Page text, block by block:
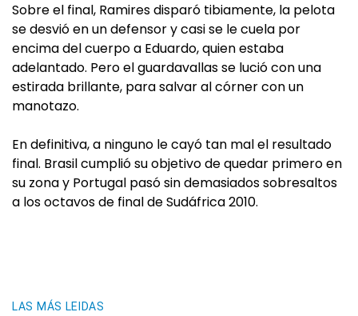
Sobre el final, Ramires disparó tibiamente, la pelota
se desvió en un defensor y casi se le cuela por
encima del cuerpo a Eduardo, quien estaba
adelantado. Pero el guardavallas se lució con una
estirada brillante, para salvar al córner con un
manotazo.
En definitiva, a ninguno le cayó tan mal el resultado
final. Brasil cumplió su objetivo de quedar primero en
su zona y Portugal pasó sin demasiados sobresaltos
a los octavos de final de Sudáfrica 2010.
LAS MÁS LEIDAS